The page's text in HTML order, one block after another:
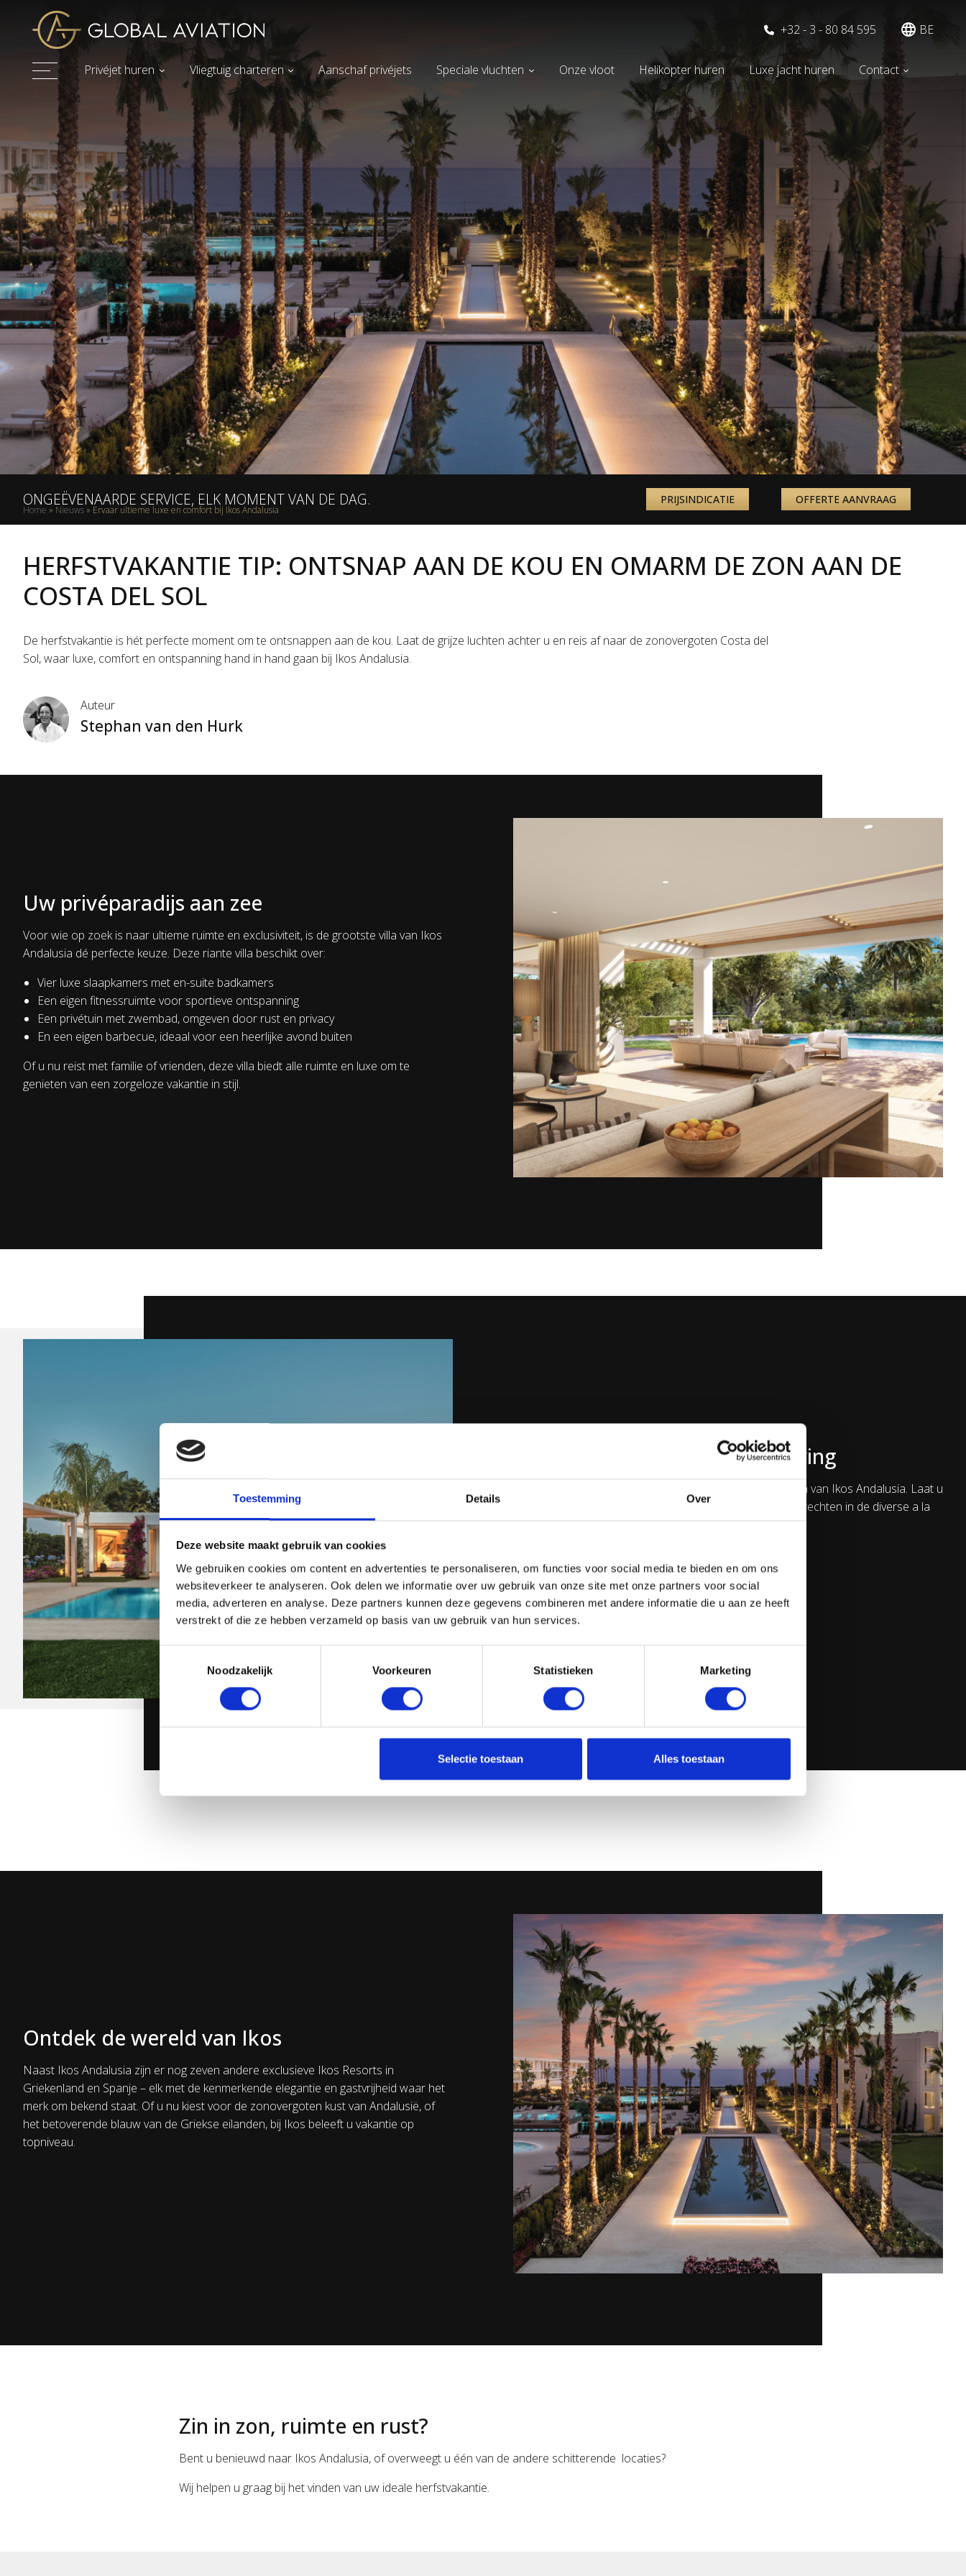
Toestemming Details Over
Deze website maakt gebruik van cookies
We gebruiken cookies om content en advertenties te personaliseren, om functies voor social media te bieden en om ons
websiteverkeer te analyseren. Ook delen we informatie over uw gebruik van onze site met onze partners voor social
media, adverteren en analyse. Deze partners kunnen deze gegevens combineren met andere informatie die u aan ze heeft
verstrekt of die ze hebben verzameld op basis van uw gebruik van hun services.
Noodzakelijk
Voorkeuren Statistieken Marketing
Selectie toestaan Alles toestaan
BE
+32 - 3 - 80 84 595
Privéjet huren Vliegtuig charteren Aanschaf privéjets Speciale vluchten Onze vloot Helikopter huren Luxe jacht huren Contact
ONGEËVENAARDE SERVICE, ELK MOMENT VAN DE DAG. OFFERTE AANVRAAG
PRIJSINDICATIE
Home » Nieuws » Ervaar ultieme luxe en comfort bij Ikos Andalusia
HERFSTVAKANTIE TIP: ONTSNAP AAN DE KOU EN OMARM DE ZON AAN DE
COSTA DEL SOL
De herfstvakantie is hét perfecte moment om te ontsnappen aan de kou. Laat de grijze luchten achter u en reis af naar de zonovergoten Costa del
Sol, waar luxe, comfort en ontspanning hand in hand gaan bij Ikos Andalusia.
Auteur
Stephan van den Hurk
Uw privéparadijs aan zee
Voor wie op zoek is naar ultieme ruimte en exclusiviteit, is de grootste villa van Ikos
Andalusia dé perfecte keuze. Deze riante villa beschikt over:
Vier luxe slaapkamers met en-suite badkamers
Een eigen fitnessruimte voor sportieve ontspanning
Een privétuin met zwembad, omgeven door rust en privacy
En een eigen barbecue, ideaal voor een heerlijke avond buiten
Of u nu reist met familie of vrienden, deze villa biedt alle ruimte en luxe om te
genieten van een zorgeloze vakantie in stijl.
Meer dan een verblijf – een beleving
Buiten het comfort van uw villa wacht het verfijnde resortleven van Ikos Andalusia. Laat u
verwennen in de serene spa, geniet van Michelin waardige gerechten in de diverse a la
carte restaurants, en ervaar service op het hoogste niveau
OFFERTE AANVRAAG
Ontdek de wereld van Ikos
Naast Ikos Andalusia zijn er nog zeven andere exclusieve Ikos Resorts in
Griekenland en Spanje – elk met de kenmerkende elegantie en gastvrijheid waar het
merk om bekend staat. Of u nu kiest voor de zonovergoten kust van Andalusië, of
het betoverende blauw van de Griekse eilanden, bij Ikos beleeft u vakantie op
topniveau.
Zin in zon, ruimte en rust?
Bent u benieuwd naar Ikos Andalusia, of overweegt u één van de andere schitterende locaties?
Wij helpen u graag bij het vinden van uw ideale herfstvakantie.